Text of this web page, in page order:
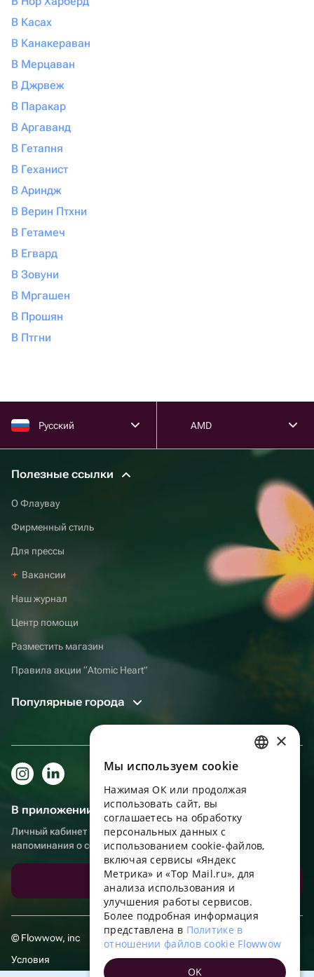
В Касах
В Канакераван
В Мерцаван
В Джрвеж
В Паракар
В Аргаванд
В Гетапня
В Геханист
В Ариндж
В Верин Птхни
В Гетамеч
В Егвард
В Зовуни
В Мргашен
В Прошян
В Птгни
Русский AMD
Полезные ссылки
О Флаувау
Фирменный стиль
Для прессы
Вакансии
Наш журнал
Центр помощи
Разместить магазин
Правила акции “Atomic Heart”
Популярные города
В приложении еще удобнее!
Личный кабинет получателя, больше бонусов за покупки и
напоминания о событиях
Скачать приложение
© Flowwow, inc
Условия
ENGLISH
UKRAINIAN
PORTUGUESE
FRENCH
TURKISH
×
Мы используем сookie
Нажимая ОК или продолжая
использовать сайт, вы
соглашаетесь на обработку
персональных данных с
использованием cookie-файлов,
включая сервисы «Яндекс
Метрика» и «Top Mail.ru», для
анализа использования и
улучшения работы сервисов.
Более подробная информация
представлена в Политике в
отношении файлов cookie Flowwow
OK